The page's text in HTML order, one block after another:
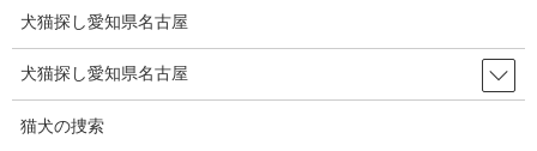
昨夜は一段と冷えてました。
私の住むところでは今年初めての雪です。
車の通らないところは雪が少し積もっています。
犬猫探し愛知県名古屋
犬猫探し愛知県名古屋
猫犬の捜索